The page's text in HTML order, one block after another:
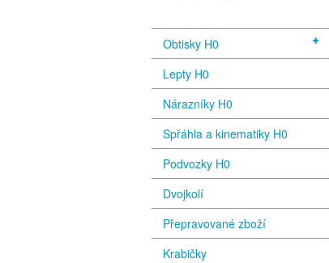
Obtisky H0
Lepty H0
Nárazníky H0
Spřáhla a kinematiky H0
Podvozky H0
Dvojkolí
Přepravované zboží
Krabičky